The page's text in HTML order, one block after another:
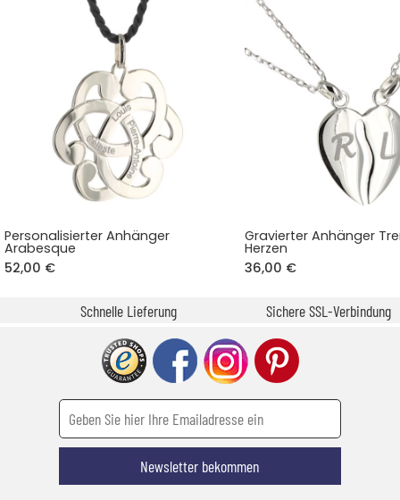
Personalisierter Anhänger
Arabesque
52,00 €
Gravierter Anhänger
Herzen
36,00 €
Schnelle Lieferung Sichere SSL-Verbindung
Newsletter bekommen